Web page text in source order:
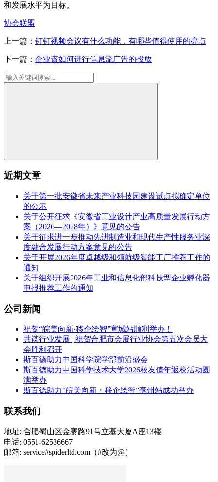
和发展水平为目标。
协会联盟
上一篇： 钉钉视频会议有什么功能，有哪些值得使用的亮点
下一篇： 企业该如何进行信息流广告的投放
近期文章
关于第一批安徽省未来产业科技园建设试点拟确定单位
的公示
关于公开征求《安徽省工业设计产业高质量发展行动方
案（2026—2028年）》意见的公告
关于征求进一步推动先进制造业和现代生产性服务业深
度融合发展行动方案意见的公告
关于开展2026年度卓越级和领航级智能工厂推荐工作的
通知
关于组织开展2026年工业和信息化部科技型企业孵化器
申报推荐工作的通知
公司新闻
祝贺“皖美向新·移企绘智”宣城站顺利举办！
共谋行业发展 | 祝贺合肥市会展行业协会第五次会员大
会胜利召开
斯百德助力中国科学院学部前沿盛会
斯百德助力中国科学技术大学2026校友值年返校活动圆
满举办
斯百德助力“皖美向新・移企绘智”亳州站成功举办
联系我们
地址: 合肥蜀山区金寨路91号立基大厦A座13楼
电话: 0551-62586667
邮箱: service#spiderltd.com（#改为@）